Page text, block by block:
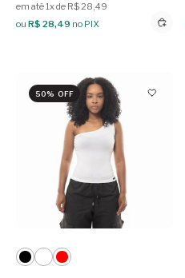
em até 1x de R$ 28,49
ou R$ 28,49 no PIX
50% OFF